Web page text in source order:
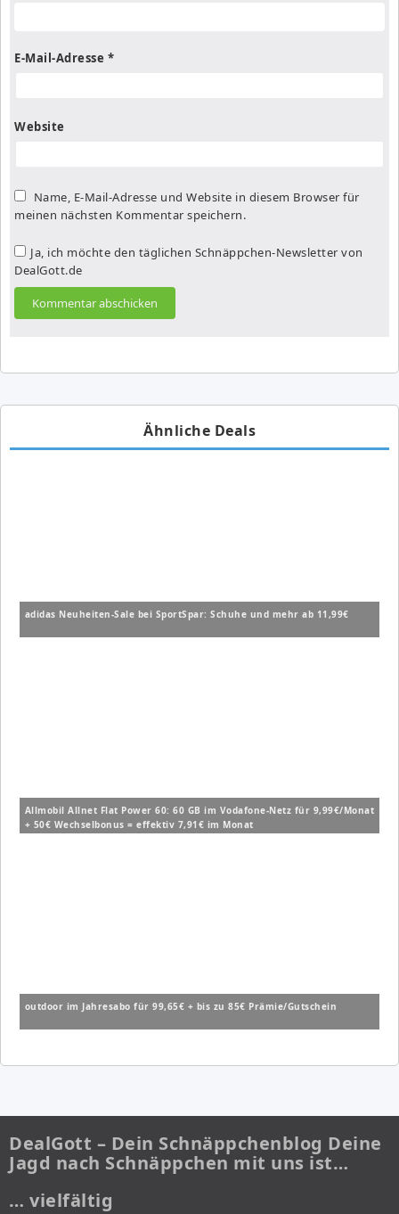
E-Mail-Adresse *
Website
Name, E-Mail-Adresse und Website in diesem Browser für
meinen nächsten Kommentar speichern.
Ja, ich möchte den täglichen Schnäppchen-Newsletter von
DealGott.de
Ähnliche Deals
adidas Neuheiten-Sale bei SportSpar: Schuhe und mehr ab 11,99€
Allmobil Allnet Flat Power 60: 60 GB im Vodafone-Netz für 9,99€/Monat
+ 50€ Wechselbonus = effektiv 7,91€ im Monat
outdoor im Jahresabo für 99,65€ + bis zu 85€ Prämie/Gutschein
DealGott – Dein Schnäppchenblog Deine
Jagd nach Schnäppchen mit uns ist…
… vielfältig